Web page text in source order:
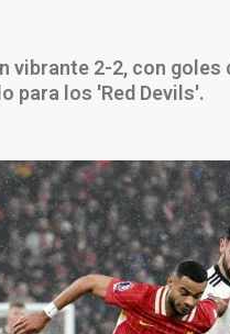
vibrante 2-2, con goles
para los 'Red Devils'.